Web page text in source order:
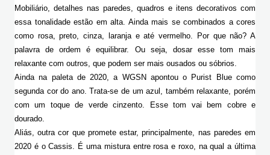
Mobiliário, detalhes nas paredes, quadros e itens decorativos com
essa tonalidade estão em alta. Ainda mais se combinados a cores
como rosa, preto, cinza, laranja e até vermelho. Por que não? A
palavra de ordem é equilibrar. Ou seja, dosar esse tom mais
relaxante com outros, que podem ser mais ousados ou sóbrios.
Ainda na paleta de 2020, a WGSN apontou o Purist Blue como
segunda cor do ano. Trata-se de um azul, também relaxante, porém
com um toque de verde cinzento. Esse tom vai bem cobre e
dourado.
Aliás, outra cor que promete estar, principalmente, nas paredes em
2020 é o Cassis. É uma mistura entre rosa e roxo, na qual a última